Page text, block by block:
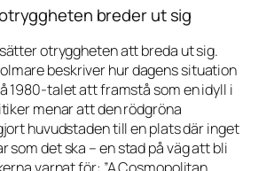
breder ut sig
otryggheten att breda ut sig.
beskriver hur dagens situation
1980-talet att framstå som en idyll i
menar att den rödgröna
huvudstaden till en plats där inget
som det ska – en stad på väg att bli